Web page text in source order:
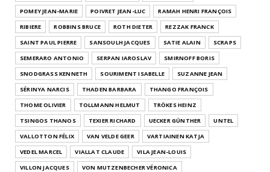
POMEY JEAN-MARIE
POIVRET JEAN-LUC
RAMAH HENRI FRANÇOIS
RIBIERE
ROBBINS BRUCE ROTH DIETER
REZZAK FRANCK
SAINT PAUL PIERRE
SANSOULH JACQUES SATIE ALAIN
SCRAPS
SEMERARO ANTONIO
SERPAN IAROSLAV
SMIRNOFF BORIS
SNODGRASS KENNETH
SOURIMENT ISABELLE
SUZANNE JEAN
SÉRINYA NARCIS
THADEN BARBARA
THANGO FRANÇOIS
THOME OLIVIER
TOLLMANN HELMUT
TRÖKES HEINZ
TSINGOS THANOS
TEXIER RICHARD UECKER GÜNTHER
UNTEL
VALLOTTON FÉLIX
VAN VELDE GEER
VARTIAINEN KATJA
VEDEL MARCEL
VIALLAT CLAUDE
VILA JEAN-LOUIS
VILLON JACQUES
VON MUTZENBECHER VÉRONICA